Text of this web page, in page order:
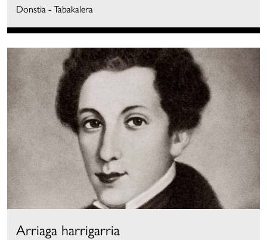
Donstia - Tabakalera
Arriaga harrigarria